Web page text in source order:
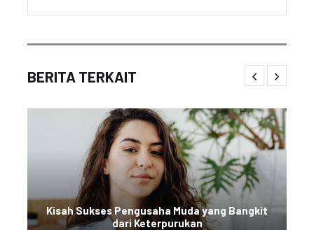
BERITA TERKAIT
Kisah Sukses Pengusaha Muda yang Bangkit
dari Keterpurukan